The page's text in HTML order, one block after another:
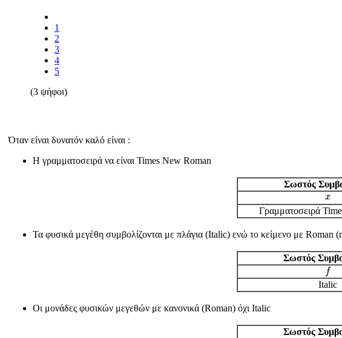
1
2
3
4
5
(3 ψήφοι)
Όταν είναι δυνατόν καλό είναι :
Η γραμματοσειρά να είναι Times New Roman
Σωστός
x
x
Γραμματοσειρά
Τα φυσικά μεγέθη συμβολίζονται με πλάγια (Italic) ενώ το κείμενο με Roman
Σωστός
f
f
Italic
Οι μονάδες φυσικών μεγεθών με κανονικά (Roman) όχι Italic
Σωστός